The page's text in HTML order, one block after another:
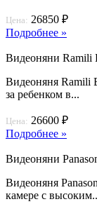
Цена: 26850 ₽
Подробнее »
Видеоняни Ramili
Видеоняня Ramili
за ребенком в...
Цена: 26600 ₽
Подробнее »
Видеоняни
Видеоняня
камере с